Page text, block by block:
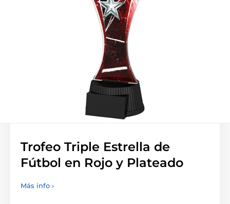
Trofeo Triple Estrella de
Fútbol en Rojo y Plateado
Más info ›